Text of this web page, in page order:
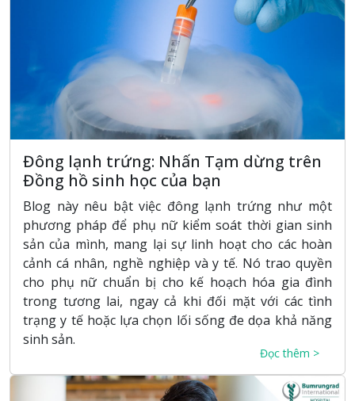
Đông lạnh trứng: Nhấn Tạm dừng trên
Đồng hồ sinh học của bạn
Blog này nêu bật việc đông lạnh trứng như một
phương pháp để phụ nữ kiểm soát thời gian sinh
sản của mình, mang lại sự linh hoạt cho các hoàn
cảnh cá nhân, nghề nghiệp và y tế. Nó trao quyền
cho phụ nữ chuẩn bị cho kế hoạch hóa gia đình
trong tương lai, ngay cả khi đối mặt với các tình
trạng y tế hoặc lựa chọn lối sống đe dọa khả năng
sinh sản.
Đọc thêm >